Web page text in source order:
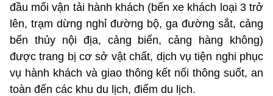
đầu mối vận tải hành khách (bến xe khách loại 3 trở
lên, trạm dừng nghỉ đường bộ, ga đường sắt, cảng
bến thủy nội địa, cảng biển, cảng hàng không)
được trang bị cơ sở vật chất, dịch vụ tiện nghi phục
vụ hành khách và giao thông kết nối thông suốt, an
toàn đến các khu du lịch, điểm du lịch.